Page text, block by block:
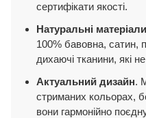
сертифікати якості.
Натуральні матеріали
100% бавовна, сатин,
дихаючі тканини, які
Актуальний дизайн.
стриманих кольорах,
вони гармонійно